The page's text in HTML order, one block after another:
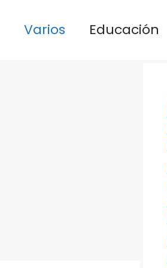
Varios Educación